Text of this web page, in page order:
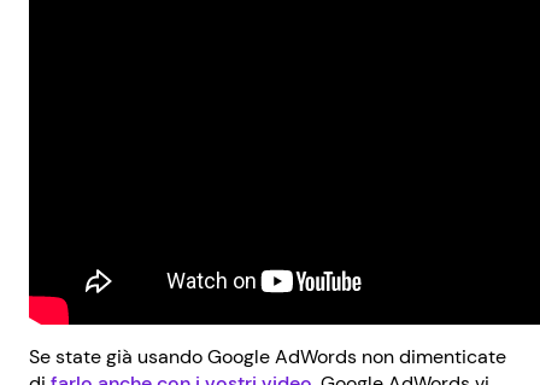
Se state già usando Google AdWords non dimenticate